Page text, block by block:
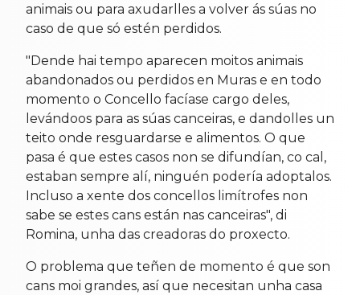
animais ou para axudarlles a volver ás súas no
caso de que só estén perdidos.
"Dende hai tempo aparecen moitos animais
abandonados ou perdidos en Muras e en todo
momento o Concello facíase cargo deles,
levándoos para as súas canceiras, e dandolles un
teito onde resguardarse e alimentos. O que
pasa é que estes casos non se difundían, co cal,
estaban sempre alí, ninguén podería adoptalos.
Incluso a xente dos concellos limítrofes non
sabe se estes cans están nas canceiras", di
Romina, unha das creadoras do proxecto.
O problema que teñen de momento é que son
cans moi grandes, así que necesitan unha casa